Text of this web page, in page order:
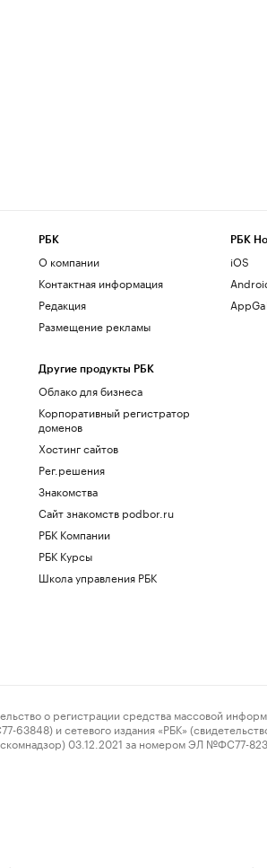
РБК
О компании
Контактная информация
Редакция
Размещение рекламы
Другие продукты РБК
Облако для бизнеса
Корпоративный регистратор
доменов
Хостинг сайтов
Рег.решения
Знакомства
Сайт знакомств podbor.ru
РБК Компании
РБК Курсы
Школа управления РБК
РБК
iOS
о регистрации средства массовой
и сетевого издания «РБК»
03.12.2021 за номером ЭЛ №ФС77-